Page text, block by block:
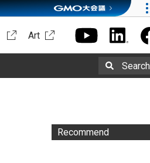
Art
Search
Recommend